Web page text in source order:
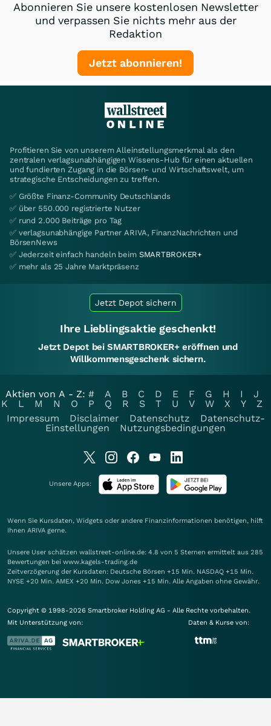
Abonnieren Sie unsere kostenlosen Newsletter
und verpassen Sie nichts mehr aus der
Redaktion
Jetzt abonnieren!
Profitieren Sie von unserem Alleinstellungsmerkmal als den
zentralen verlagsunabhängigen Wissens-Hub für einen aktuellen
und fundierten Zugang in die Börsen- und Wirtschaftswelt, um
strategische Entscheidungen zu treffen.
✅ Größte Finanz-Community Deutschlands
✅ über 550.000 registrierte Nutzer
✅ rund 2.000 Beiträge pro Tag
✅ verlagsunabhängige Partner ARIVA, FinanzNachrichten und
BörsenNews
✅ Jederzeit einfach handeln beim SMARTBROKER+
✅ mehr als 25 Jahre Marktpräsenz
Jetzt Depot sichern
Ihre Lieblingsaktie geschenkt!
Jetzt Depot bei SMARTBROKER+ eröffnen und
Willkommensgeschenk sichern.
Aktien von A - Z: # A B C D E F G H I
J
K
L M N O P Q R S T U V W X Y
Z
Impressum
Disclaimer Datenschutz
Datenschutz-
Einstellungen
Nutzungsbedingungen
Unsere Apps:
Wenn Sie Kursdaten, Widgets oder andere Finanzinformationen benötigen, hilft
Ihnen ARIVA gerne.
Unsere User schätzen wallstreet-online.de: 4.8 von 5 Sternen ermittelt aus 285
Bewertungen bei www.kagels-trading.de
Zeitverzögerung der Kursdaten: Deutsche Börsen +15 Min. NASDAQ +15 Min.
NYSE +20 Min. AMEX +20 Min. Dow Jones +15 Min. Alle Angaben ohne Gewähr.
Copyright © 1998-2026 Smartbroker Holding AG - Alle Rechte vorbehalten.
Mit Unterstützung von:
Daten & Kurse von: